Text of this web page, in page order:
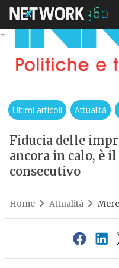
Ultimi articoli Attualità
Fiducia delle
ancora in calo, è
consecutivo
Home Attualità